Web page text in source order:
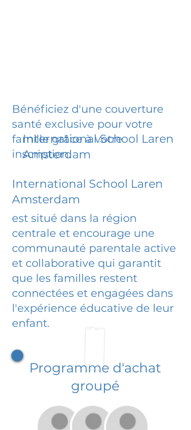
Bénéficiez d'une couverture
santé exclusive pour votre
famille grâce à votre
inscription.
International School Laren
Amsterdam
International School Laren
Amsterdam
est situé dans la région
centrale et encourage une
communauté parentale active
et collaborative qui garantit
que les familles restent
connectées et engagées dans
l'expérience éducative de leur
enfant.
Programme d'achat
groupé